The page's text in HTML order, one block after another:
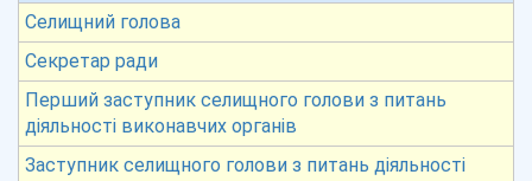
Селищний голова
Секретар ради
Перший заступник селищного голови з питань
діяльності виконавчих органів
Заступник селищного голови з питань діяльності